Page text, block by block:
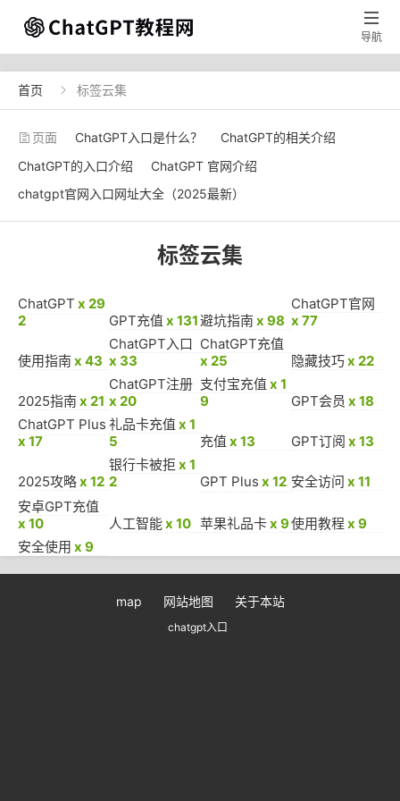

导航
首页  标签云集
页面 ChatGPT入口是什么？
ChatGPT的相关介绍
ChatGPT的入口介绍
ChatGPT 官网介绍
chatgpt官网入口网址大全（2025最新）
标签云集
ChatGPT x 29
2
GPT充值 x 131避坑指南 x 98
ChatGPT官网
x 77
使用指南 x 43
ChatGPT入口
x 33
ChatGPT充值
x 25
隐藏技巧x 22
2025指南 x 21
ChatGPT注册
x 20
支付宝充值 x 1
9
GPT会员 x 18
ChatGPT Plus
x 17
礼品卡充值 x 1
5
充值 x 13 GPT订阅 x 13
2025攻略x 12
银行卡被拒 x 1
2
GPT Plus x 12 安全访问 x 11
安卓GPT充值
x 10
人工智能x 10 苹果礼品卡x 9使用教程 x 9
安全使用 x 9
map 网站地图 关于本站
chatgpt入口